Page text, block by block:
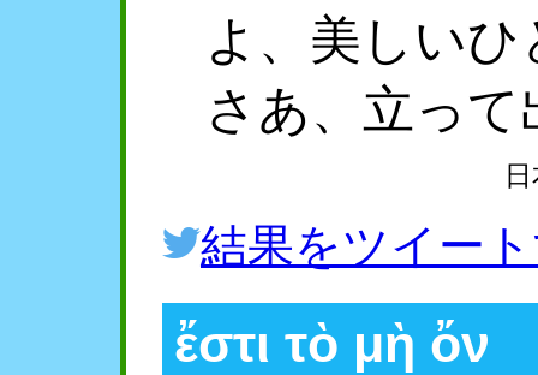
よ、美しいひ
さあ、立っ
結果をツイー
ἔστι τὸ μὴ ὄν